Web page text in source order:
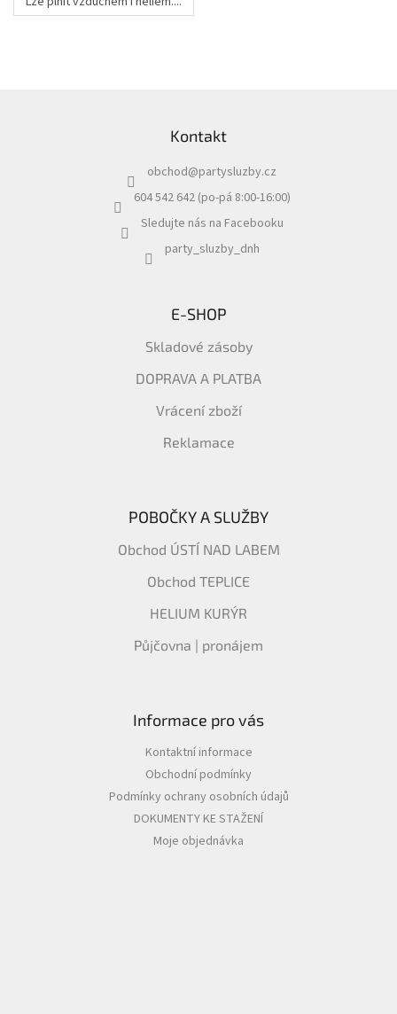
Kontakt
obchod@partysluzby.cz
604 542 642 (po-pá 8:00-16:00)
Sledujte nás na Facebooku
party_sluzby_dnh
E-SHOP
Skladové zásoby
DOPRAVA A PLATBA
Vrácení zboží
Reklamace
POBOČKY A SLUŽBY
Obchod ÚSTÍ NAD LABEM
Obchod TEPLICE
HELIUM KURÝR
Půjčovna | pronájem
Informace pro vás
Kontaktní informace
Obchodní podmínky
Podmínky ochrany osobních údajů
DOKUMENTY KE STAŽENÍ
Moje objednávka